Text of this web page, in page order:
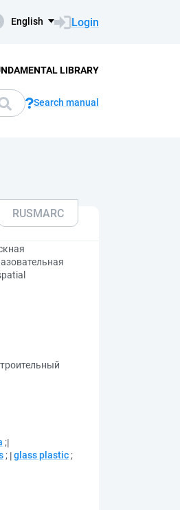
English Login
LIBRARY
Search manual
RUSMARC
;
; glass plastic ;